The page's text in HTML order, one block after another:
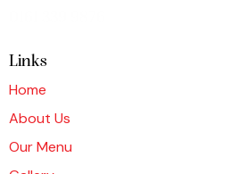
Links
Home
About Us
Our Menu